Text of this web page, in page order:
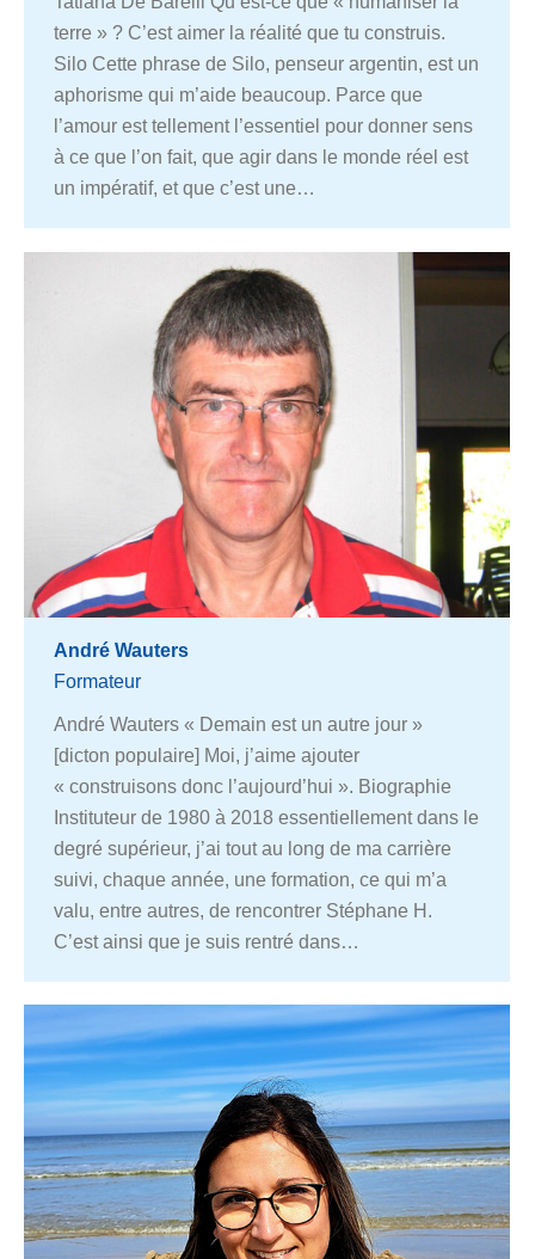
terre » ? C’est aimer la réalité que tu construis.
Silo Cette phrase de Silo, penseur argentin, est un
aphorisme qui m’aide beaucoup. Parce que
l’amour est tellement l’essentiel pour donner sens
à ce que l’on fait, que agir dans le monde réel est
un impératif, et que c’est une…
André Wauters
Formateur
André Wauters « Demain est un autre jour »
[dicton populaire] Moi, j’aime ajouter
« construisons donc l’aujourd’hui ». Biographie
Instituteur de 1980 à 2018 essentiellement dans le
degré supérieur, j’ai tout au long de ma carrière
suivi, chaque année, une formation, ce qui m’a
valu, entre autres, de rencontrer Stéphane H.
C’est ainsi que je suis rentré dans…